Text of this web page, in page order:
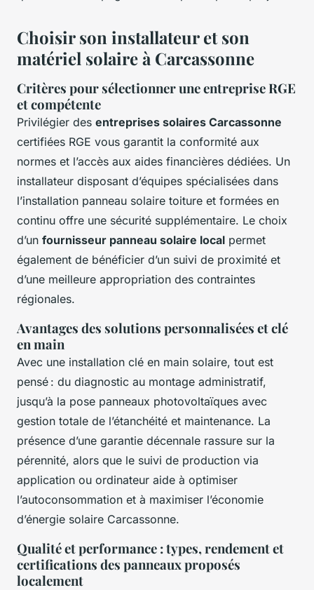
Choisir son installateur et son
matériel solaire à Carcassonne
Critères pour sélectionner une entreprise RGE
et compétente
Privilégier des entreprises solaires Carcassonne
certifiées RGE vous garantit la conformité aux
normes et l’accès aux aides financières dédiées. Un
installateur disposant d’équipes spécialisées dans
l’installation panneau solaire toiture et formées en
continu offre une sécurité supplémentaire. Le choix
d’un fournisseur panneau solaire local permet
également de bénéficier d’un suivi de proximité et
d’une meilleure appropriation des contraintes
régionales.
Avantages des solutions personnalisées et clé
en main
Avec une installation clé en main solaire, tout est
pensé : du diagnostic au montage administratif,
jusqu’à la pose panneaux photovoltaïques avec
gestion totale de l’étanchéité et maintenance. La
présence d’une garantie décennale rassure sur la
pérennité, alors que le suivi de production via
application ou ordinateur aide à optimiser
l’autoconsommation et à maximiser l’économie
d’énergie solaire Carcassonne.
Qualité et performance : types, rendement et
certifications des panneaux proposés
localement